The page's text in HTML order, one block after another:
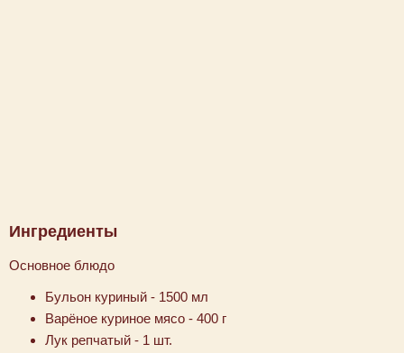
Ингредиенты
Основное блюдо
Бульон куриный - 1500 мл
Варёное куриное мясо - 400 г
Лук репчатый - 1 шт.